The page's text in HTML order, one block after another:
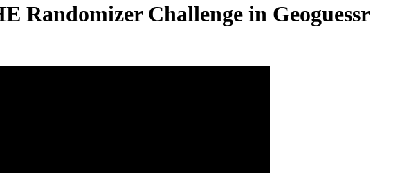
Randomizer Challenge in Geoguessr